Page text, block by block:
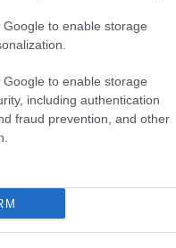
Google to enable storage
Google to enable storage
including authentication
fraud prevention, and other
ir ideāls
produkti,
bīstami
stundām